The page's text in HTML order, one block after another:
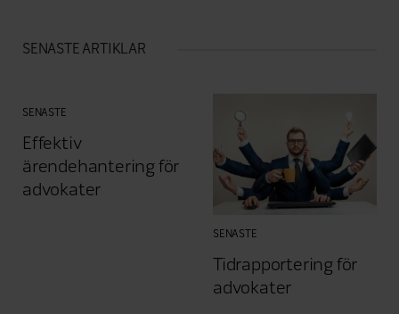
SENASTE ARTIKLAR
SENASTE
Effektiv
ärendehantering för
advokater
SENASTE
Tidrapportering för
advokater